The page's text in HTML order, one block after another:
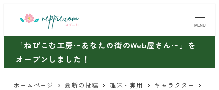
ン
ン
MENU
「ねぴこむ工房〜あなたの街のWeb屋さん〜」を
オープンしました！
ホームページ 最新の投稿 趣味・実用
キャラクター